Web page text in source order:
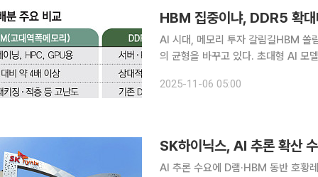
HBM 집중이냐, DDR5 확대
AI 시대, 메모리 투자 갈림길HBM 쏠림 속 DDR5 급부상 인공지
의 균형을 바꾸고 있다. 초대형 AI 모
터레이트5(DDR5) 수요도 빠르게 커
2025-11-06 05:00
SK하이닉스, AI 추론 확산
AI 추론 수요에 D램·HBM 동반 호황레거시·고성